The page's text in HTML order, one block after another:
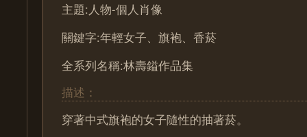
主題:人物-個人肖像
關鍵字:年輕女子、旗袍、香菸
全系列名稱:林壽鎰作品集
描述：
穿著中式旗袍的女子隨性的抽著菸。